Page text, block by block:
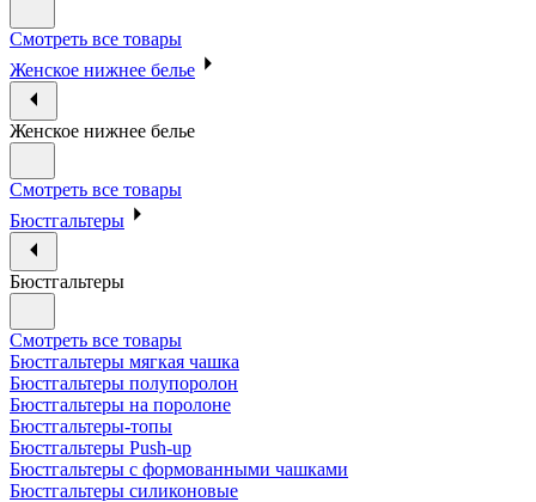
Смотреть все товары
Женское нижнее белье
Женское нижнее белье
Смотреть все товары
Бюстгальтеры
Бюстгальтеры
Смотреть все товары
Бюстгальтеры мягкая чашка
Бюстгальтеры полупоролон
Бюстгальтеры на поролоне
Бюстгальтеры-топы
Бюстгальтеры Push-up
Бюстгальтеры с формованными чашками
Бюстгальтеры силиконовые